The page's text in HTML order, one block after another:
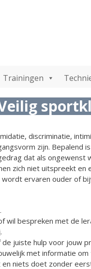
Trainingen
discriminatie,
zijn.
dat als ongewenst
zich niet uitspreekt en
ervaren ouder of
wil bespreken met de
juiste hulp voor jouw
met informatie
niets doet zonder